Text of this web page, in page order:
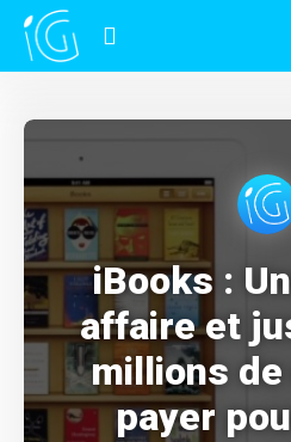
iBooks :
affaire et
millions
payer